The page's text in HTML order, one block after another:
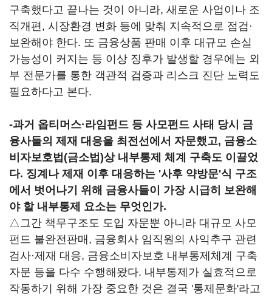
구축했다고 끝나는 것이 아니라, 새로운 사업이나 조
직개편, 시장환경 변화 등에 맞춰 지속적으로 점검·
보완해야 한다. 또 금융상품 판매 이후 대규모 손실
가능성이 커지는 등 이상 징후가 발생할 경우에는 외
부 전문가를 통한 객관적 검증과 리스크 진단 노력도
필요하다고 본다.
-과거 옵티머스·라임펀드 등 사모펀드 사태 당시 금
융사들의 제재 대응을 최전선에서 자문했고, 금융소
비자보호법(금소법)상 내부통제 체계 구축도 이끌었
다. 징계나 제재 이후 대응하는 '사후 약방문'식 구조
에서 벗어나기 위해 금융사들이 가장 시급히 보완해
야 할 내부통제 요소는 무엇인가.
△그간 책무구조도 도입 자문뿐 아니라 대규모 사모
펀드 불완전판매, 금융회사 임직원의 사익추구 관련
검사·제재 대응, 금융소비자보호 내부통제체계 구축
자문 등을 다수 수행해왔다. 내부통제가 실효적으로
작동하기 위해 가장 중요한 것은 결국 '통제문화'라고